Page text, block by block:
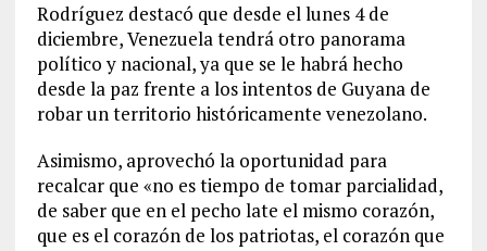
Rodríguez destacó que desde el lunes 4 de
diciembre, Venezuela tendrá otro panorama
político y nacional, ya que se le habrá hecho
desde la paz frente a los intentos de Guyana de
robar un territorio históricamente venezolano.
Asimismo, aprovechó la oportunidad para
recalcar que «no es tiempo de tomar parcialidad,
de saber que en el pecho late el mismo corazón,
que es el corazón de los patriotas, el corazón que